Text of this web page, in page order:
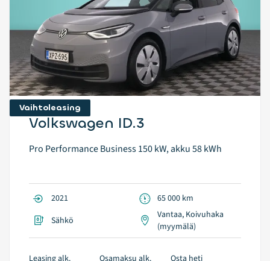
Vaihtoleasing
Volkswagen ID.3
Pro Performance Business 150 kW, akku 58 kWh
2021
65 000 km
Sähkö
Vantaa, Koivuhaka
(myymälä)
Leasing alk. Osamaksu alk. Osta heti